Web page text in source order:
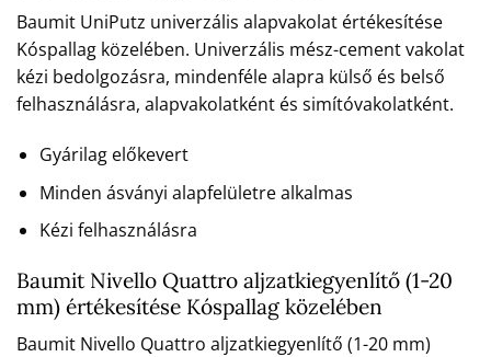
Baumit UniPutz univerzális alapvakolat értékesítése
Kóspallag közelében. Univerzális mész-cement vakolat
kézi bedolgozásra, mindenféle alapra külső és belső
felhasználásra, alapvakolatként és simítóvakolatként.
Gyárilag előkevert
Minden ásványi alapfelületre alkalmas
Kézi felhasználásra
Baumit Nivello Quattro aljzatkiegyenlítő (1-20
mm) értékesítése Kóspallag közelében
Baumit Nivello Quattro aljzatkiegyenlítő (1-20 mm)